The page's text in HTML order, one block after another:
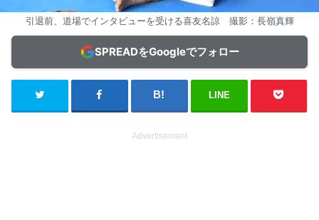
引退前、道場でインタビューを受ける喜友名諒 撮影：長嶺真輝
SPREADをGoogleでフォロー
LINE
Advertisement